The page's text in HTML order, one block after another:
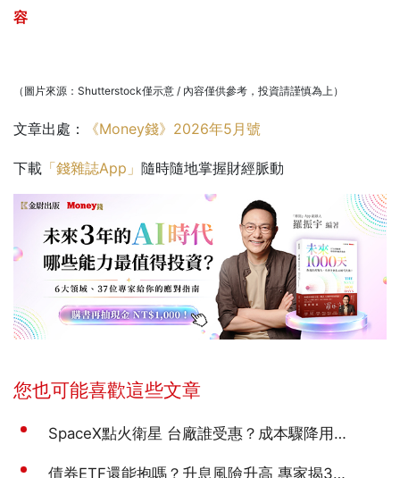
容
（圖片來源：Shutterstock僅示意 / 內容僅供參考，投資請謹慎為上）
文章出處： 《Money錢》2026年5月號
下載 「錢雜誌App」 隨時隨地掌握財經脈動